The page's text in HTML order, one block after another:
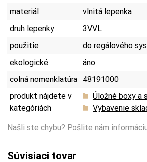
materiál
vlnitá lepenka
druh lepenky
3VVL
použitie
do regálového
ekologické
áno
colná nomenklatúra
48191000
produkt nájdete v
kategóriách
Úložné boxy a
Vybavenie
Našli ste chybu? Pošlite nám informáciu.
Súvisiaci tovar